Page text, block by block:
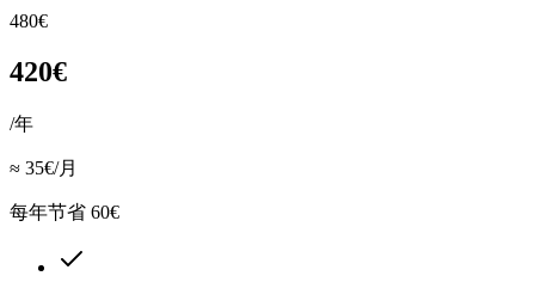
480€
420€
/年
≈ 35€/月
每年节省 60€